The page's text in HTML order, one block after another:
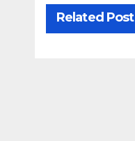
Related Post